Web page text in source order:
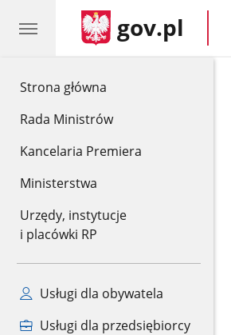
Strona główna
Rada Ministrów
Kancelaria Premiera
Ministerstwa
Urzędy, instytucje
i placówki RP
Usługi dla obywatela
Usługi dla przedsiębiorcy
gov.pl